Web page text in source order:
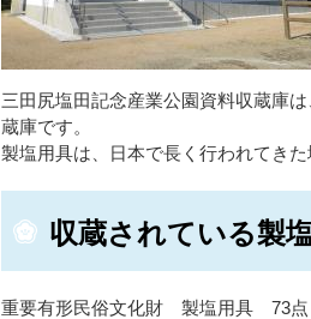
三田尻塩田記念産業公園資料収蔵庫
蔵庫です。
製塩用具は、日本で長く行われてき
収蔵されている製
重要有形民俗文化財 製塩用具 73点